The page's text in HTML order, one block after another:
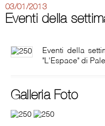
03/01/2013
Eventi della
Eventi della
"L'Espace" di
Galleria Foto